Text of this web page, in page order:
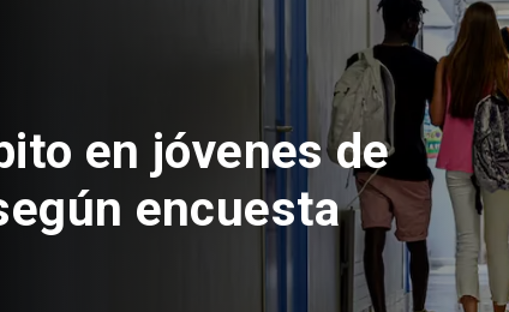
del Parque
con inversión